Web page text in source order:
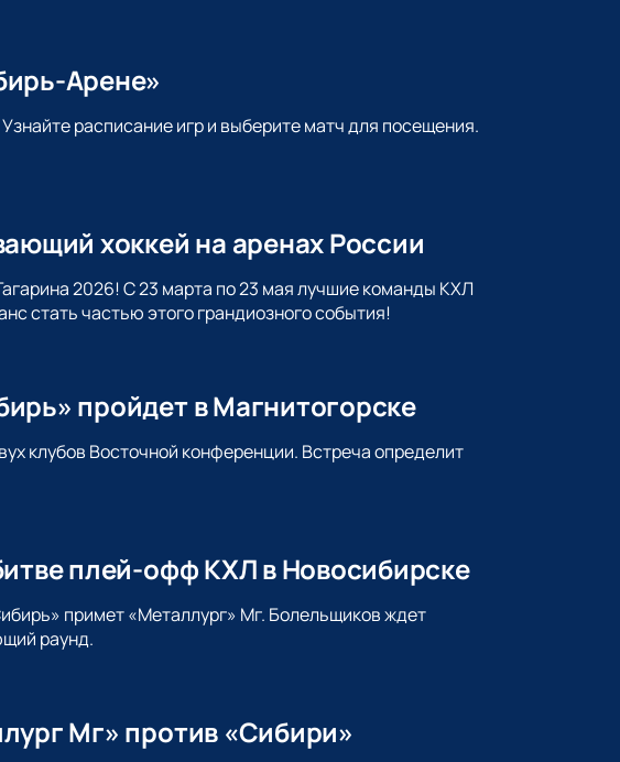
Арене»
расписание игр и выберите матч для посещения.
хоккей на аренах России
2026! С 23 марта по 23 мая лучшие команды КХЛ
стать частью этого грандиозного события!
пройдет в Магнитогорске
клубов Восточной конференции. Встреча определит
плей-офф КХЛ в Новосибирске
примет «Металлург» Мг. Болельщиков ждет
раунд.
Мг» против «Сибири»